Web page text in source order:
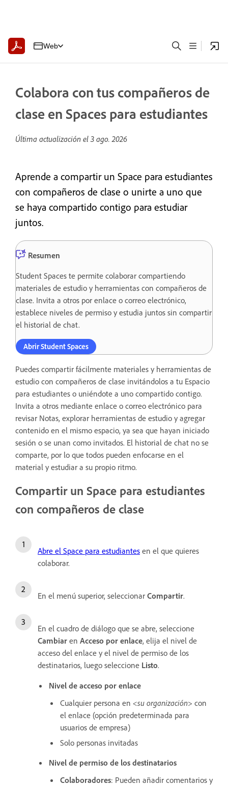
Web
Colabora con tus compañeros de
clase en Spaces para estudiantes
Última actualización el 3 ago. 2026
Aprende a compartir un Space para estudiantes
con compañeros de clase o unirte a uno que
se haya compartido contigo para estudiar
juntos.
Resumen
Student Spaces te permite colaborar compartiendo
materiales de estudio y herramientas con compañeros de
clase. Invita a otros por enlace o correo electrónico,
establece niveles de permiso y estudia juntos sin compartir
el historial de chat.
Abrir Student Spaces
Puedes compartir fácilmente materiales y herramientas de
estudio con compañeros de clase invitándolos a tu Espacio
para estudiantes o uniéndote a uno compartido contigo.
Invita a otros mediante enlace o correo electrónico para
revisar Notas, explorar herramientas de estudio y agregar
contenido en el mismo espacio, ya sea que hayan iniciado
sesión o se unan como invitados. El historial de chat no se
comparte, por lo que todos pueden enfocarse en el
material y estudiar a su propio ritmo.
Compartir un Space para estudiantes
con compañeros de clase
Abre el Space para estudiantes en el que quieres
colaborar.
En el menú superior, seleccionar Compartir.
En el cuadro de diálogo que se abre, seleccione
Cambiar en Acceso por enlace, elija el nivel de
acceso del enlace y el nivel de permiso de los
destinatarios, luego seleccione Listo.
Nivel de acceso por enlace
Cualquier persona en <su organización> con
el enlace (opción predeterminada para
usuarios de empresa)
Solo personas invitadas
Nivel de permiso de los destinatarios
Colaboradores: Pueden añadir comentarios y